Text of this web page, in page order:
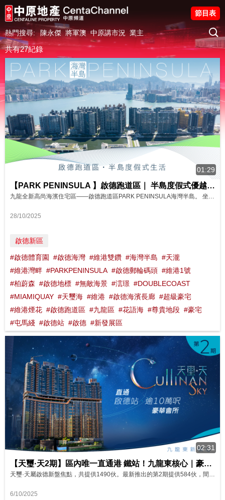
熱門搜尋: 陳永傑 將軍澳 中原講市況 業主
節目表
共有27紀錄
01:29
【PARK PENINSULA 】啟德跑道區｜ 半島度假式優越地段 影片來源 : FINANCE 730
28/10/2025
啟德新區
#啟德體育園 #啟德海灣 #維港雙鑽 #海灣半島 #天瀧
#維港灣畔 #PARKPENINSULA #啟德郵輪碼頭 #維港1號
#柏蔚森 #啟德地標 #無敵海景 #澐璟 #DOUBLECOAST
#MIAMIQUAY #天璽海 #維港 #啟德海濱長廊 #超級豪宅
#維港煙花 #啟德跑道區 #九龍區 #花語海 #尊貴地段 #豪宅
#屯馬綫 #啟德站 #啟德 #新發展區
02:31
【天璽·天2期】區內唯一直通港 鐵站！九龍東核心｜豪華會所＋ 交通＋配套全面睇 影片來源 : FINANCE 730
6/10/2025